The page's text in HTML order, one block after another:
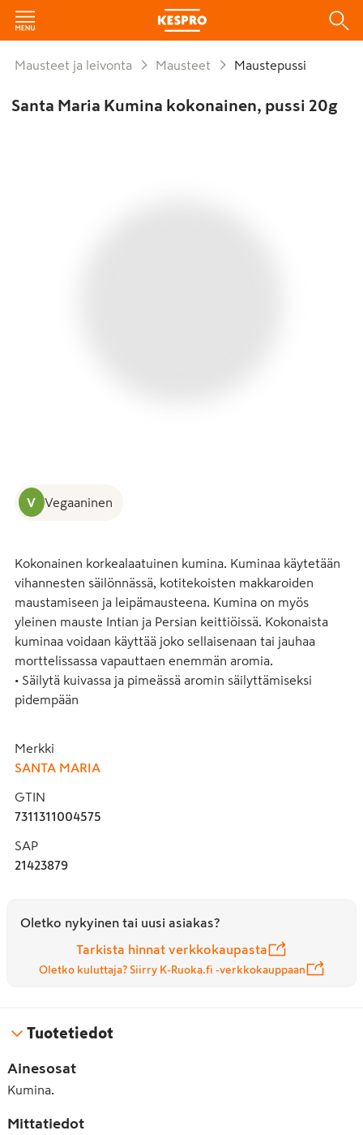
Mausteet ja leivonta Mausteet Maustepussi
Santa Maria Kumina kokonainen, pussi 20g
V Vegaaninen
Kokonainen korkealaatuinen kumina. Kuminaa käytetään
vihannesten säilönnässä, kotitekoisten makkaroiden
maustamiseen ja leipämausteena. Kumina on myös
yleinen mauste Intian ja Persian keittiöissä. Kokonaista
kuminaa voidaan käyttää joko sellaisenaan tai jauhaa
morttelissassa vapauttaen enemmän aromia.
• Säilytä kuivassa ja pimeässä aromin säilyttämiseksi
pidempään
Merkki
SANTA MARIA
GTIN
7311311004575
SAP
21423879
Oletko nykyinen tai uusi asiakas?
Tarkista hinnat verkkokaupasta
Oletko kuluttaja? Siirry K-Ruoka.fi -verkkokauppaan
Tuotetiedot
Ainesosat
Kumina.
Mittatiedot